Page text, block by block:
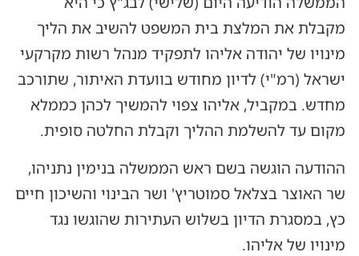
מקבלת את המלצת בית המשפט להשיב את הליך
מינויו של יהודה אליהו לתפקיד מנהל רשות מקרקעי
ישראל (רמ"י) לדיון מחודש בוועדת האיתור, שתורכב
מחדש. במקביל, אליהו צפוי להמשיך לכהן כממלא
מקום עד להשלמת ההליך וקבלת החלטה סופית.
ההודעה הוגשה בשם ראש הממשלה בנימין נתניהו,
שר האוצר בצלאל סמוטריץ' ושר הבינוי והשיכון חיים
כץ, במסגרת הדיון בשלוש העתירות שהוגשו נגד
מינויו של אליהו.